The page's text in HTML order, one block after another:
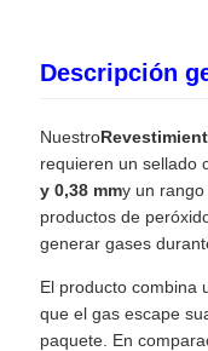
Descripción
Nuestro
requieren un sellado
y 0,38 mmy un
productos de
generar gases
El producto combina
que el gas escape
paquete. En